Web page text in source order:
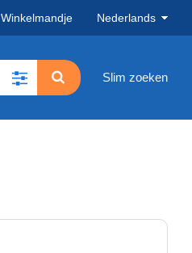
Winkelmandje Nederlands
Slim zoeken